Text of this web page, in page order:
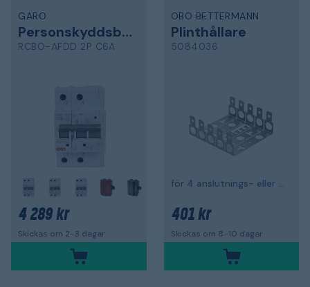
GARO
Personskyddsbrytare
RCBO-AFDD 2P C6A
4 289 kr
Skickas om 2-3 dagar
OBO BETTERMANN
Plinthållare
5084036
för 4 anslutnings- eller skiljeliste
401 kr
Skickas om 8-10 dagar